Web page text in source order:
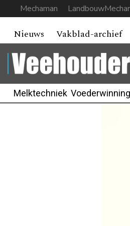
Mechaman
Nieuws Vakblad-archief
Melktechniek Voederwinning